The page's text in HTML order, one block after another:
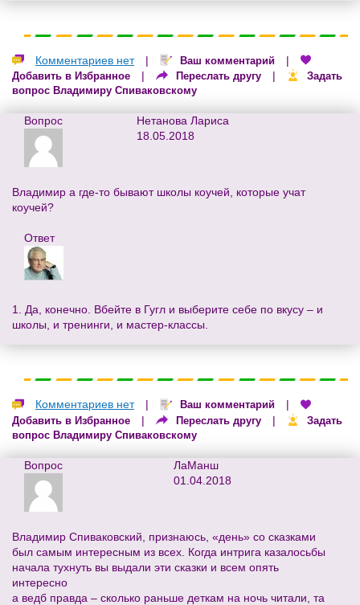
Комментариев нет | Ваш комментарий |
Добавить в Избранное | Переслать другу |
Задать
вопрос Владимиру Спиваковскому
Вопрос
Нетанова Лариса
18.05.2018
Владимир а где-то бывают школы коучей, которые учат
коучей?
Ответ
1. Да, конечно. Вбейте в Гугл и выберите себе по вкусу – и
школы, и тренинги, и мастер-классы.
Комментариев нет | Ваш комментарий |
Добавить в Избранное | Переслать другу |
Задать
вопрос Владимиру Спиваковскому
Вопрос
ЛаМанш
01.04.2018
Владимир Спиваковский, признаюсь, «день» со сказками
был самым интересным из всех. Когда интрига казалосьбы
начала тухнуть вы выдали эти сказки и всем опять
интересно
а ведб правда – сколько раньше деткам на ночь читали, та